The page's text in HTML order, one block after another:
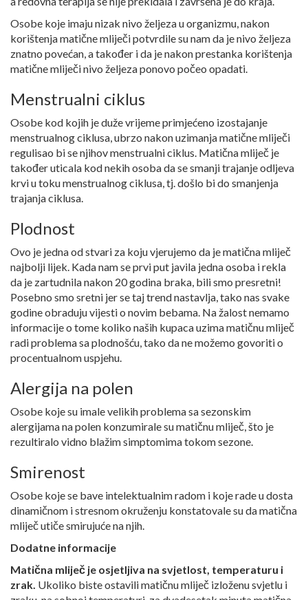
Osobe koje imaju nizak nivo željeza u organizmu, nakon
korištenja matične mliječi potvrdile su nam da je nivo željeza
znatno povećan, a također i da je nakon prestanka korištenja
matične mliječi nivo željeza ponovo počeo opadati.
Menstrualni ciklus
Osobe kod kojih je duže vrijeme primjećeno izostajanje
menstrualnog ciklusa, ubrzo nakon uzimanja matične mliječi
regulisao bi se njihov menstrualni ciklus. Matična mliječ je
također uticala kod nekih osoba da se smanji trajanje odljeva
krvi u toku menstrualnog ciklusa, tj. došlo bi do smanjenja
trajanja ciklusa.
Plodnost
Ovo je jedna od stvari za koju vjerujemo da je matična mliječ
najbolji lijek. Kada nam se prvi put javila jedna osoba i rekla
da je zartudnila nakon 20 godina braka, bili smo presretni!
Posebno smo sretni jer se taj trend nastavlja, tako nas svake
godine obraduju vijesti o novim bebama. Na žalost nemamo
informacije o tome koliko naših kupaca uzima matičnu mliječ
radi problema sa plodnošću, tako da ne možemo govoriti o
procentualnom uspjehu.
Alergija na polen
Osobe koje su imale velikih problema sa sezonskim
alergijama na polen konzumirale su matičnu mliječ, što je
rezultiralo vidno blažim simptomima tokom sezone.
Smirenost
Osobe koje se bave intelektualnim radom i koje rade u dosta
dinamičnom i stresnom okruženju konstatovale su da matična
mliječ utiče smirujuće na njih.
Dodatne informacije
Matična mliječ je osjetljiva na svjetlost, temperaturu i
zrak. Ukoliko biste ostavili matičnu mliječ izloženu svjetlu i